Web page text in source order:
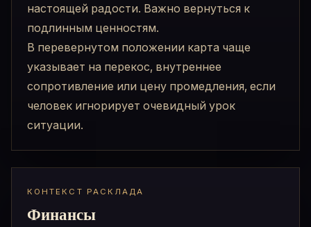
настоящей радости. Важно вернуться к
подлинным ценностям.
В перевернутом положении карта чаще
указывает на перекос, внутреннее
сопротивление или цену промедления, если
человек игнорирует очевидный урок
ситуации.
КОНТЕКСТ РАСКЛАДА
Финансы